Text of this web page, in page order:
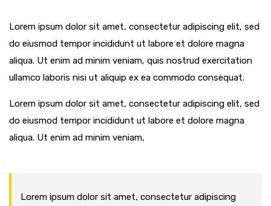
Lorem ipsum dolor sit amet, consectetur adipiscing elit, sed
do eiusmod tempor incididunt ut labore et dolore magna
aliqua. Ut enim ad minim veniam, quis nostrud exercitation
ullamco laboris nisi ut aliquip ex ea commodo consequat.
Lorem ipsum dolor sit amet, consectetur adipiscing elit, sed
do eiusmod tempor incididunt ut labore et dolore magna
aliqua. Ut enim ad minim veniam,
Lorem ipsum dolor sit amet, consectetur adipiscing